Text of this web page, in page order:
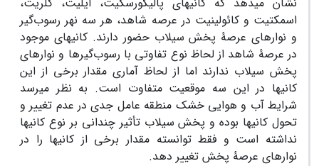
اسمکتیت و کائولینیت در عرصه شاهد، هر سه نهر رسوب‌گیر
و نوارهای عرصۀ پخش سیلاب حضور دارند. کانی­های موجود
در عرصۀ شاهد از لحاظ نوع تفاوتی با رسوب‌گیرها و نوارهای
پخش سیلاب ندارند اما از لحاظ آماری مقدار برخی از این
کانی­ها در این سه موقعیت متفاوت است. به نظر می­رسد
شرایط آب و هوایی خشک منطقه عامل جدی در عدم تغییر و
تحول کانی­ها بوده و پخش سیلاب تأثیر چندانی بر نوع کانی­ها
نداشته است و فقط توانسته مقدار برخی از کانی­ها را در
نوارهای عرصۀ پخش تغییر دهد.